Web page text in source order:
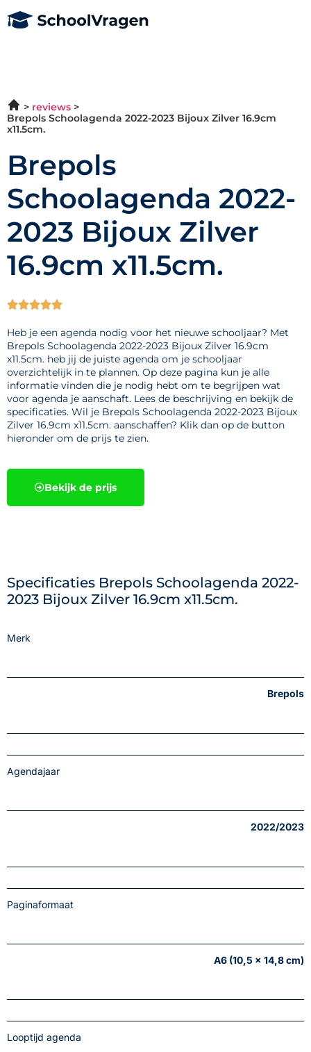
reviews
Brepols Schoolagenda 2022-2023 Bijoux Zilver 16.9cm
x11.5cm.
Brepols
Schoolagenda 2022-
2023 Bijoux Zilver
16.9cm x11.5cm.

Heb je een agenda nodig voor het nieuwe schooljaar? Met
Brepols Schoolagenda 2022-2023 Bijoux Zilver 16.9cm
x11.5cm. heb jij de juiste agenda om je schooljaar
overzichtelijk in te plannen. Op deze pagina kun je alle
informatie vinden die je nodig hebt om te begrijpen wat
voor agenda je aanschaft. Lees de beschrijving en bekijk de
specificaties. Wil je Brepols Schoolagenda 2022-2023 Bijoux
Zilver 16.9cm x11.5cm. aanschaffen? Klik dan op de button
hieronder om de prijs te zien.
Bekijk de prijs
Specificaties Brepols Schoolagenda 2022-
2023 Bijoux Zilver 16.9cm x11.5cm.
Merk
Brepols
Agendajaar
2022/2023
Paginaformaat
A6 (10,5 x 14,8 cm)
Looptijd agenda